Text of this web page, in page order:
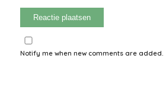
Notify me when new comments are added.